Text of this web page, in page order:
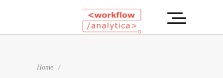
Home /